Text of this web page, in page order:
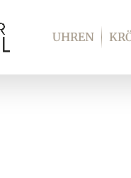
UHREN